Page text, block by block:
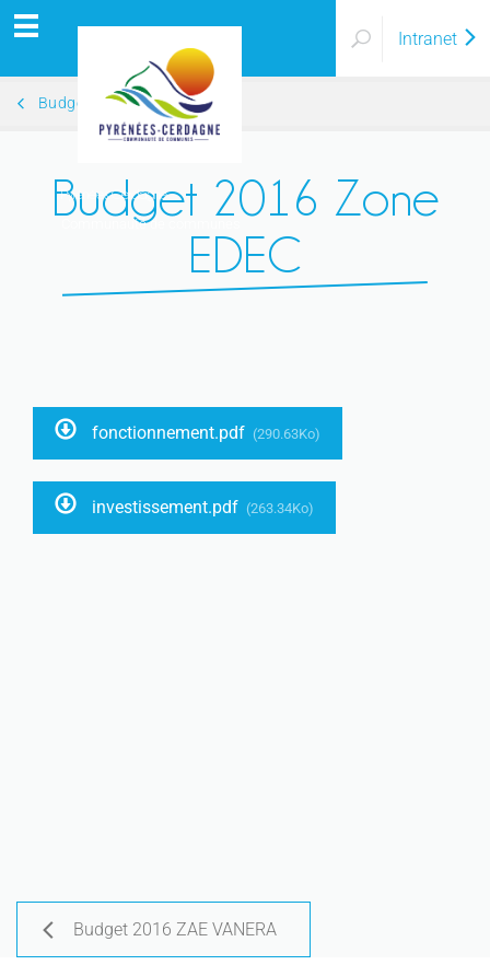
Pyrénées Cerdagne
Communauté de communes
Intranet
Budgets Annexes 2016
Budget 2016 Zone
EDEC
fonctionnement.pdf (290.63Ko)
investissement.pdf (263.34Ko)
Budget 2016 ZAE VANERA